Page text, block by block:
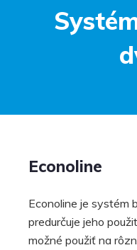
Econoline
Econoline je systém
predurčuje jeho
možné použiť na